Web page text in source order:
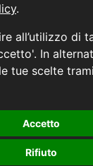
.
all’utilizzo di
In
tue scelte
Accetto
Rifiuto
DELL'ART. 79 DEL
di consenso alle